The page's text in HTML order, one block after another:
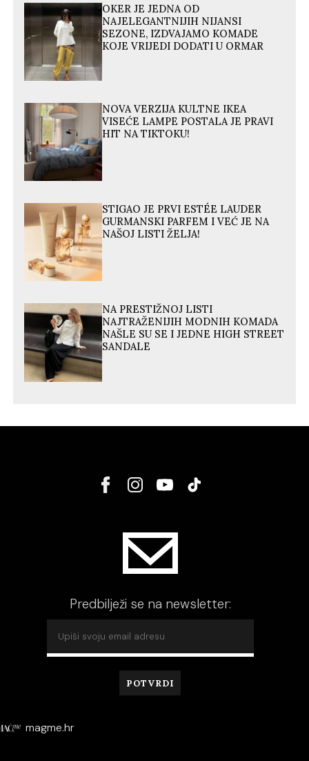
OKER JE JEDNA OD
NAJELEGANTNIJIH NIJANSI
SEZONE, IZDVAJAMO KOMADE
KOJE VRIJEDI DODATI U ORMAR
NOVA VERZIJA KULTNE IKEA
VISEĆE LAMPE POSTALA JE PRAVI
HIT NA TIKTOKU!
STIGAO JE PRVI ESTÉE LAUDER
GURMANSKI PARFEM I VEĆ JE NA
NAŠOJ LISTI ŽELJA!
NA PRESTIŽNOJ LISTI
NAJTRAŽENIJIH MODNIH KOMADA
NAŠLE SU SE I JEDNE HIGH STREET
SANDALE
Predbilježi se na newsletter:
magme.hr